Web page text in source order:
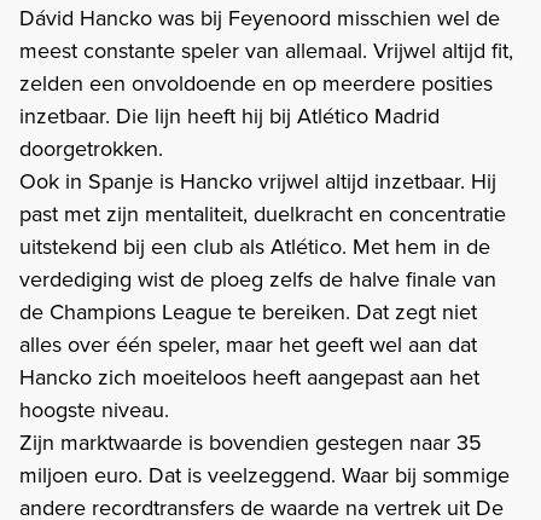
Dávid Hancko was bij Feyenoord misschien wel de
meest constante speler van allemaal. Vrijwel altijd fit,
zelden een onvoldoende en op meerdere posities
inzetbaar. Die lijn heeft hij bij Atlético Madrid
doorgetrokken.
Ook in Spanje is Hancko vrijwel altijd inzetbaar. Hij
past met zijn mentaliteit, duelkracht en concentratie
uitstekend bij een club als Atlético. Met hem in de
verdediging wist de ploeg zelfs de halve finale van
de Champions League te bereiken. Dat zegt niet
alles over één speler, maar het geeft wel aan dat
Hancko zich moeiteloos heeft aangepast aan het
hoogste niveau.
Zijn marktwaarde is bovendien gestegen naar 35
miljoen euro. Dat is veelzeggend. Waar bij sommige
andere recordtransfers de waarde na vertrek uit De